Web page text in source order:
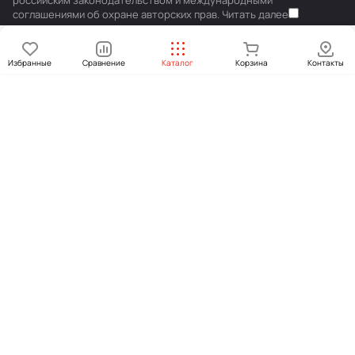
Избранные Сравнение Каталог Корзина Контакты
соглашениями об охране авторских прав. Читать далее